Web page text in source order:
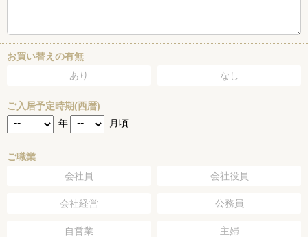
お買い替えの有無
あり
なし
ご入居予定時期(西暦)
年
月頃
ご職業
会社員
会社役員
会社経営 公務員
自営業 主婦